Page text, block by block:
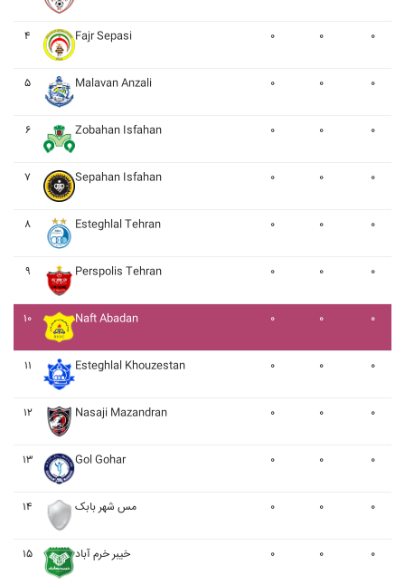
۴ Fajr Sepasi ۰ ۰ ۰
۵ Malavan Anzali ۰ ۰ ۰
۶ Zobahan Isfahan ۰ ۰ ۰
۷ Sepahan Isfahan ۰ ۰ ۰
۸ Esteghlal Tehran ۰ ۰ ۰
۹ Perspolis Tehran ۰ ۰ ۰
۱۰ Naft Abadan ۰ ۰ ۰
۱۱ Esteghlal Khouzestan ۰ ۰ ۰
۱۲ Nasaji Mazandran ۰ ۰ ۰
۱۳ Gol Gohar ۰ ۰ ۰
۱۴ مس شهر بابک ۰ ۰ ۰
۱۵ خيبر خرم آباد ۰ ۰ ۰